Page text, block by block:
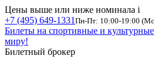
Цены выше или ниже номинала i
+7 (495) 649-1331 Пн-Пт: 10:00-19:00
Билеты на спортивные и
миру!
Билетный брокер